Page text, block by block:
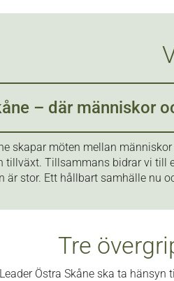
– där människor
skapar möten mellan
tillväxt. Tillsammans bidrar vi till
är stor. Ett hållbart samhälle nu
Tre
Östra Skåne ska ta